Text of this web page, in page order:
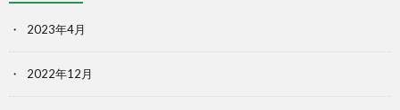
2023年4月
2022年12月